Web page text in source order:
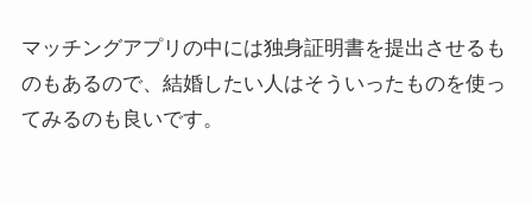
マッチングアプリの中には独身証明書を提出させるも
のもあるので、結婚したい人はそういったものを使っ
てみるのも良いです。